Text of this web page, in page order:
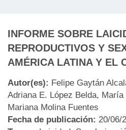
INFORME SOBRE
REPRODUCTIVOS Y
AMÉRICA LATINA Y EL
Autor(es): Felipe Gaytán
Adriana E. López Belda,
Mariana Molina Fuentes
Fecha de publicación: 20/06/